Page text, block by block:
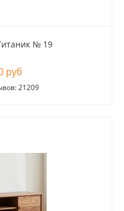
№ 19
руб
21209